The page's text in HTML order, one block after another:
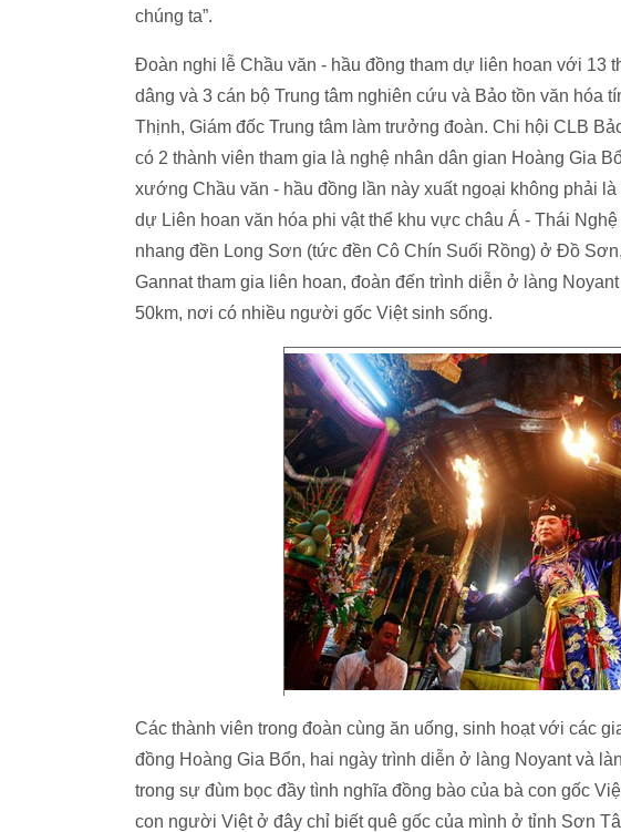
chúng ta”.
Đoàn nghi lễ Chầu văn - hầu đồng tham dự liên hoan với 13
dâng và 3 cán bộ Trung tâm nghiên cứu và Bảo tồn văn
Thịnh, Giám đốc Trung tâm làm trưởng đoàn. Chi hội CLB
có 2 thành viên tham gia là nghệ nhân dân gian Hoàng Gia
xướng Chầu văn - hầu đồng lần này xuất ngoại không phải
dự Liên hoan văn hóa phi vật thể khu vực châu Á - Thái
nhang đền Long Sơn (tức đền Cô Chín Suối Rồng) ở Đồ
Gannat tham gia liên hoan, đoàn đến trình diễn ở làng
50km, nơi có nhiều người gốc Việt sinh sống.
Các thành viên trong đoàn cùng ăn uống, sinh hoạt với các
đồng Hoàng Gia Bổn, hai ngày trình diễn ở làng Noyant và
trong sự đùm bọc đầy tình nghĩa đồng bào của bà con gốc
con người Việt ở đây chỉ biết quê gốc của mình ở tỉnh Sơn